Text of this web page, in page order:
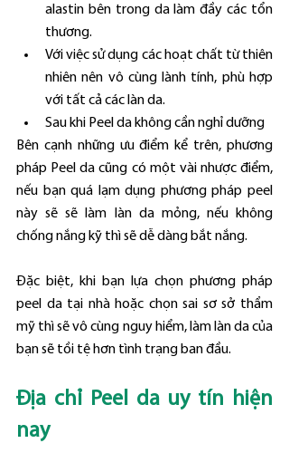
alastin bên trong da làm đầy các tổn
thương.
Với việc sử dụng các hoạt chất từ thiên
nhiên nên vô cùng lành tính, phù hợp
với tất cả các làn da.
Sau khi Peel da không cần nghỉ dưỡng
Bên cạnh những ưu điểm kể trên, phương
pháp Peel da cũng có một vài nhược điểm,
nếu bạn quá lạm dụng phương pháp peel
này sẽ sẽ làm làn da mỏng, nếu không
chống nắng kỹ thì sẽ dễ dàng bắt nắng.
Đặc biệt, khi bạn lựa chọn phương pháp
peel da tại nhà hoặc chọn sai sơ sở thẩm
mỹ thì sẽ vô cùng nguy hiểm, làm làn da của
bạn sẽ tồi tệ hơn tình trạng ban đầu.
Địa chỉ Peel da uy tín hiện
nay